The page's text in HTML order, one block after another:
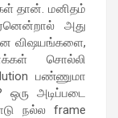
தான். மனிதம்
அது
விஷயங்களை,
சொல்லி
பண்ணுமா
அடிப்படை
நல்ல frame